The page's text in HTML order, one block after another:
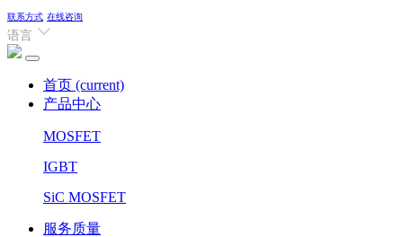
联系方式 在线咨询
语言
首页 (current)
产品中心
MOSFET
IGBT
SiC MOSFET
服务质量